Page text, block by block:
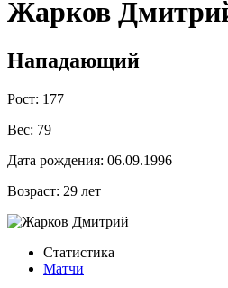
Жарков
Нападающий
Рост: 177
Вес: 79
Дата рождения: 06.09.1996
Возраст: 29 лет
Статистика
Матчи